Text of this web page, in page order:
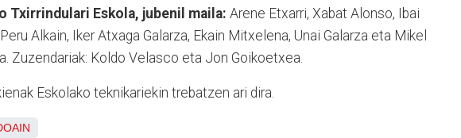
Txirrindulari Eskola, jubenil maila: Arene Etxarri, Xabat Alonso, Ibai
Alkain, Iker Atxaga Galarza, Ekain Mitxelena, Unai Galarza eta Mikel
Zuzendariak: Koldo Velasco eta Jon Goikoetxea.
Eskolako teknikariekin trebatzen ari dira.